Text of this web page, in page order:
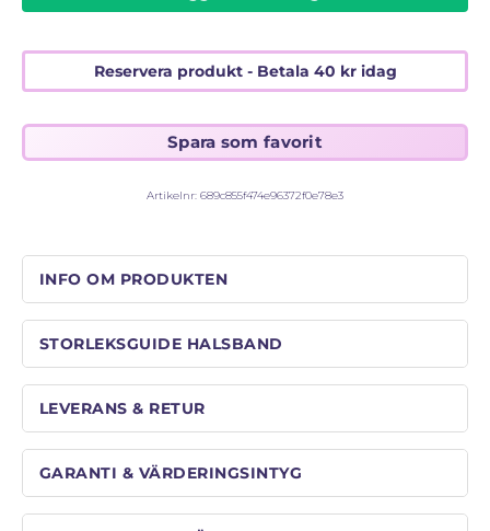
Reservera produkt - Betala 40 kridag
Artikelnr: 689c855f474e96372f0e78e3
INFO OM PRODUKTEN
STORLEKSGUIDE HALSBAND
LEVERANS & RETUR
GARANTI & VÄRDERINGSINTYG